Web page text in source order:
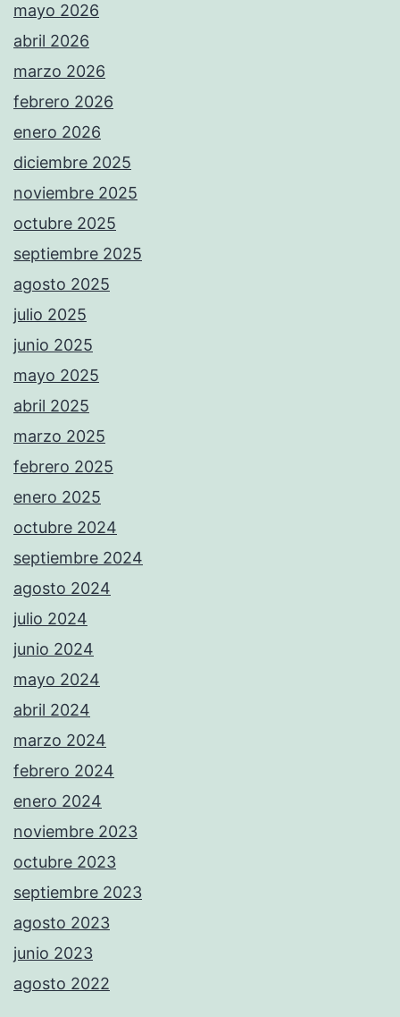
mayo 2026
abril 2026
marzo 2026
febrero 2026
enero 2026
diciembre 2025
noviembre 2025
octubre 2025
septiembre 2025
agosto 2025
julio 2025
junio 2025
mayo 2025
abril 2025
marzo 2025
febrero 2025
enero 2025
octubre 2024
septiembre 2024
agosto 2024
julio 2024
junio 2024
mayo 2024
abril 2024
marzo 2024
febrero 2024
enero 2024
noviembre 2023
octubre 2023
septiembre 2023
agosto 2023
junio 2023
agosto 2022